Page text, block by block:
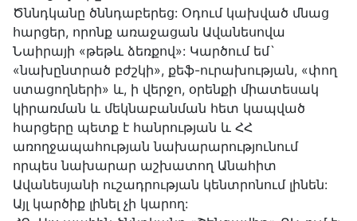
Ծննդկանը ծննդաբերեց: Օդում կախված մնաց
հարցեր, որոնք առաջացան Ավանեսովա
Նաիրայի «թեթև ձեռքով»: Կարծում եմ`
«նախընտրած բժշկի», քեֆ-ուրախության, «փող
ստացողների» և, ի վերջո, օրենքի միատեսակ
կիրառման և մեկնաբանման հետ կապված
հարցերը պետք է հանրության և ՀՀ
առողջապահության նախարարությունում
որպես նախարար աշխատող Անահիտ
Ավանեսյանի ուշադրության կենտրոնում լինեն:
Այլ կարծիք լինել չի կարող: